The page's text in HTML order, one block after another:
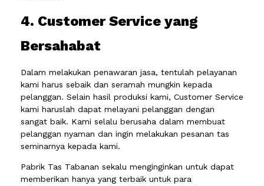
4. Customer Service yang
Bersahabat
Dalam melakukan penawaran jasa, tentulah pelayanan
kami harus sebaik dan seramah mungkin kepada
pelanggan. Selain hasil produksi kami, Customer Service
kami haruslah dapat melayani pelanggan dengan
sangat baik. Kami selalu berusaha dalam membuat
pelanggan nyaman dan ingin melakukan pesanan tas
seminarnya kepada kami.
Pabrik Tas Tabanan sekalu menginginkan untuk dapat
memberikan hanya yang terbaik untuk para